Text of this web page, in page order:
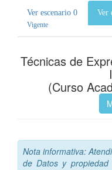
Ver escenario 0
Vigente
Ver
Técnicas de
(Curso
Nota informativa:
de Datos y